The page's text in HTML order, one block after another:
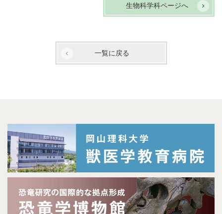
生物科学科ページへ
一覧に戻る